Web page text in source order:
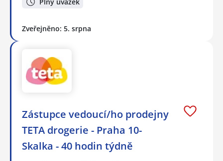
Zveřejněno: 5. srpna
Zástupce vedoucí/ho prodejny
TETA drogerie - Praha 10-
Skalka - 40 hodin týdně